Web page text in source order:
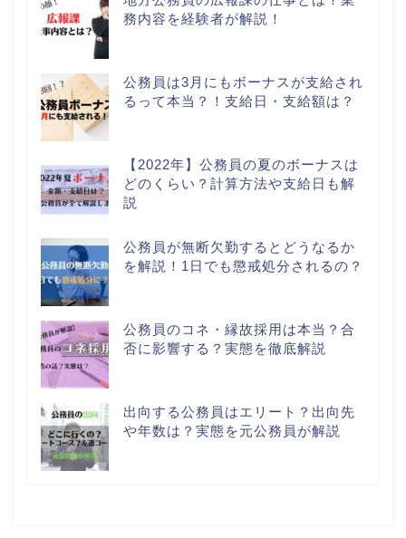
務内容を経験者が解説！
公務員は3月にもボーナスが支給され
るって本当？！支給日・支給額は？
【2022年】公務員の夏のボーナスは
どのくらい？計算方法や支給日も解
説
公務員が無断欠勤するとどうなるか
を解説！1日でも懲戒処分されるの？
公務員のコネ・縁故採用は本当？合
否に影響する？実態を徹底解説
出向する公務員はエリート？出向先
や年数は？実態を元公務員が解説